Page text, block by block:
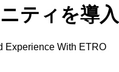
ティを導入
Experience With ETRO